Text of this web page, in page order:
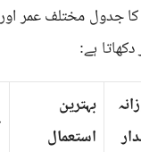
کا جدول مختلف عمر
ہے:
بہترین
استعمال